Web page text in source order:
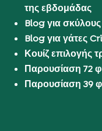
της εβδομάδας
Blog για
Blog για γάτες
Κουίζ επιλογής
Παρουσίαση 72
Παρουσίαση 39